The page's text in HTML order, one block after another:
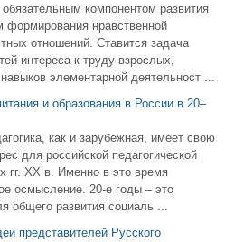
компонентом развития
нравственной
отношений. Ставится задача
интереса к труду взрослых,
элементарной деятельност ...
и образования в России в 20–
как и зарубежная, имеет свою
для российской педагогической
гг. XX в. Именно в это время
осмысление. 20-е годы – это
общего развития социаль ...
представителей Русского